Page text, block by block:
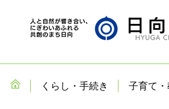
くらし・手続き 子育て・